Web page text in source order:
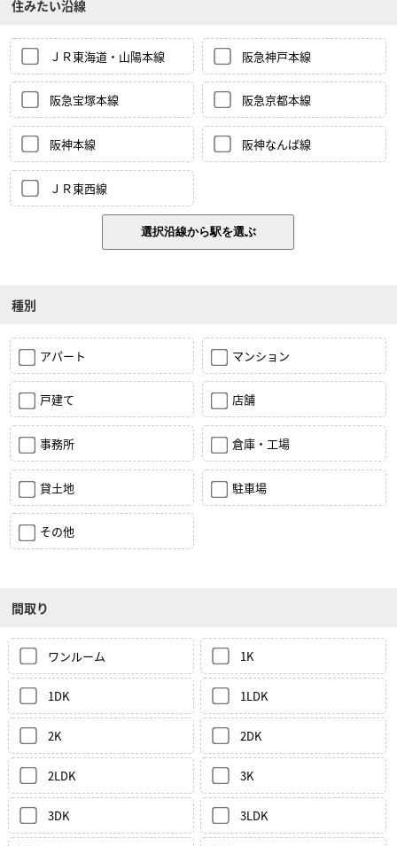
住みたい沿線
ＪＲ東海道・山陽本線 阪急神戸本線
阪急宝塚本線 阪急京都本線
阪神本線 阪神なんば線
ＪＲ東西線
種別
アパート マンション
戸建て 店舗
事務所 倉庫・工場
貸土地 駐車場
その他
間取り
ワンルーム 1K
1DK 1LDK
2K 2DK
2LDK 3K
3DK 3LDK